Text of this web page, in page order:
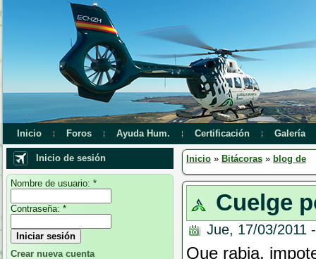
Inicio Foros Ayuda Hum. Certificación Galería
Inicio de sesión
Nombre de usuario: *
Contraseña: *
Crear nueva cuenta
Inicio » Bitácoras » blog de
Cuelge
Jue, 17/03/
Que rabia,